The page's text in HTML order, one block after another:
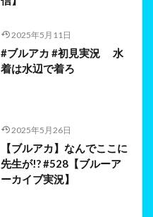
2025年5月11日
#ブルアカ #初見実況 水
着は水辺で着ろ
2025年5月26日
【ブルアカ】なんでここに
先生が!? #528【ブルーア
ーカイブ実況】